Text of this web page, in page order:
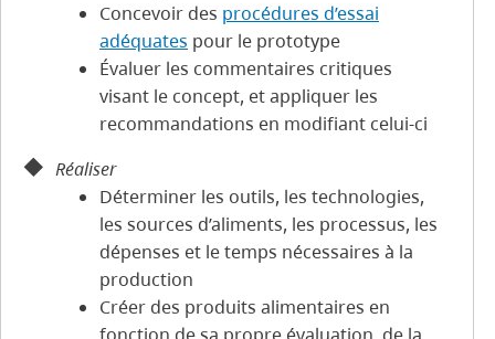
Concevoir des procédures d’essai
adéquates pour le prototype
Évaluer les commentaires critiques
visant le concept, et appliquer les
recommandations en modifiant celui-ci
Réaliser
Déterminer les outils, les technologies,
les sources d’aliments, les processus, les
dépenses et le temps nécessaires à la
production
Créer des produits alimentaires en